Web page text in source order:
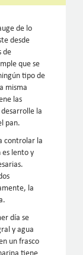
de lo
desde
de
que se
tipo de
misma
las
la
pan.
controlar la
es lento y
la
día se
y agua
un frasco